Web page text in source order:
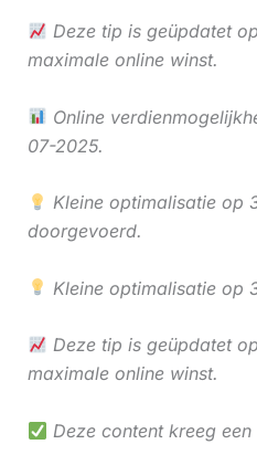
Deze tip is geüpdatet
maximale online winst.
Online
07-2025.
Kleine optimalisatie op
doorgevoerd.
Kleine optimalisatie op
Deze tip is geüpdatet
maximale online winst.
Deze content kreeg